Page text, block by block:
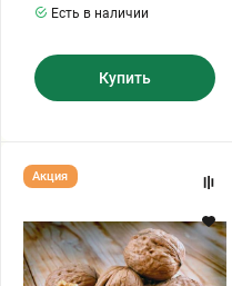
Есть в наличии
Купить
Грецкий
Орех
ВОСТОКА"
Акция